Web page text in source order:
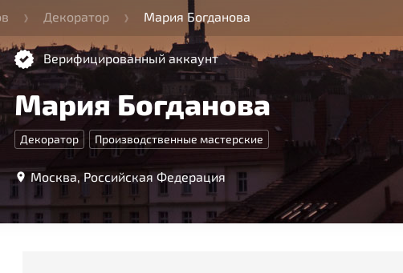
Декоратор Мария Богданова
Верифицированный аккаунт
Мария Богданова
Декоратор Производственные мастерские
Москва, Российская Федерация